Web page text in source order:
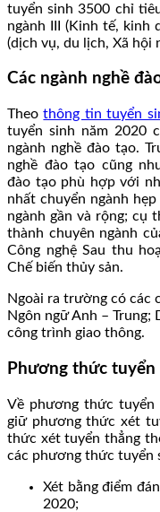
tuyển sinh 3500 chỉ
ngành III (Kinh tế, kinh
(dịch vụ, du lịch, Xã hội
Các ngành nghề
Theothông tin tuyển
tuyển sinh năm 2020
ngành nghề đào tạo.
nghề đào tạo cũng
đào tạo phù hợp với
nhất chuyển ngành
ngành gần và rộng; cụ
thành chuyên ngành
Công nghệ Sau thu
Chế biến thủy sản.
Ngoài ra trường có các
Ngôn ngữ Anh – Trung;
công trình giao thông.
Phương thức
Về phương thức tuyển
giữ phương thức xét
thức xét tuyển thẳng
các phương thức tuyển
Xét bằng điểm
2020;